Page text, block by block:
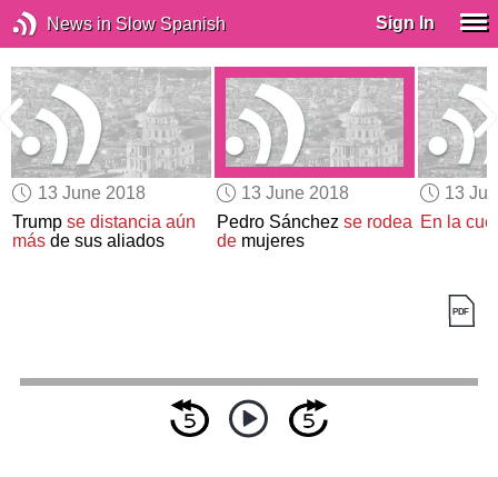
News in Slow Spanish Sign In
13 June 2018
Trumpse distancia aún
más de sus aliados
13 June 2018
Pedro Sánchez se rodea
demujeres
13
En la